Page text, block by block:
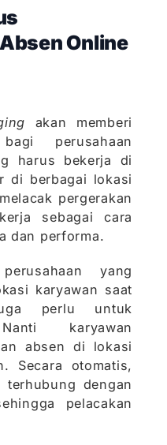
Online
akan memberi
perusahaan
harus bekerja di
di berbagai lokasi
pergerakan
sebagai cara
dan performa.
yang
karyawan saat
perlu untuk
karyawan
absen di lokasi
Secara otomatis,
dengan
pelacakan